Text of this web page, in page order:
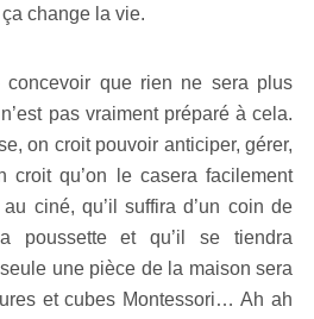
change la vie.
que rien ne sera plus
pas vraiment préparé à cela.
on croit pouvoir anticiper, gérer,
qu’on le casera facilement
ciné, qu’il suffira d’un coin de
poussette et qu’il se tiendra
une pièce de la maison sera
et cubes Montessori… Ah ah